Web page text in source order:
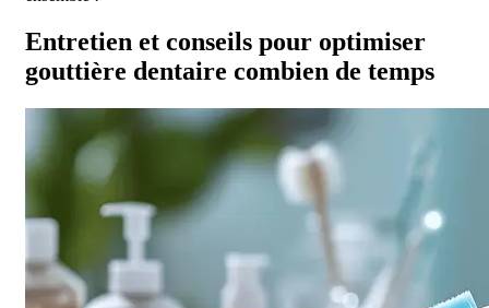
Entretien et conseils pour optimiser
gouttière dentaire combien de temps